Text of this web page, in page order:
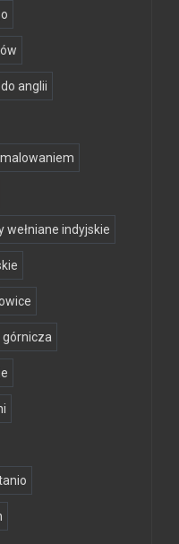
anglii
wełniane indyjskie